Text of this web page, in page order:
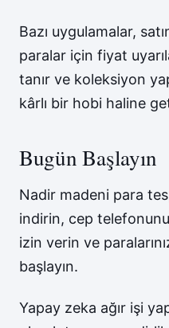
Bazı uygulamalar,
paralar için fiyat
tanır ve koleksiyon
kârlı bir hobi haline
Bugün Başlayın
Nadir madeni para
indirin, cep
izin verin ve
başlayın.
Yapay zeka ağır işi